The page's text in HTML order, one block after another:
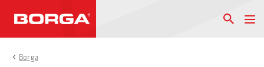
Borga